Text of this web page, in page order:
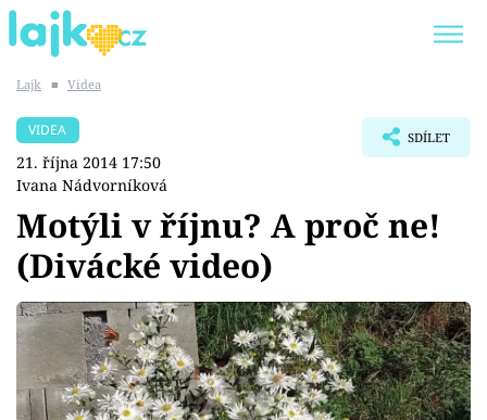
SHOPAHOLICADEL
Témata
Showbyznys
Youtubeři
Lajk ■ Videa
VIDEA
21. října 2014 17:50
Ivana Nádvorníková
SDÍLET
Motýli v říjnu? A proč ne!
(Divácké video)